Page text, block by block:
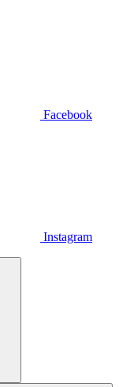
Facebook
Instagram